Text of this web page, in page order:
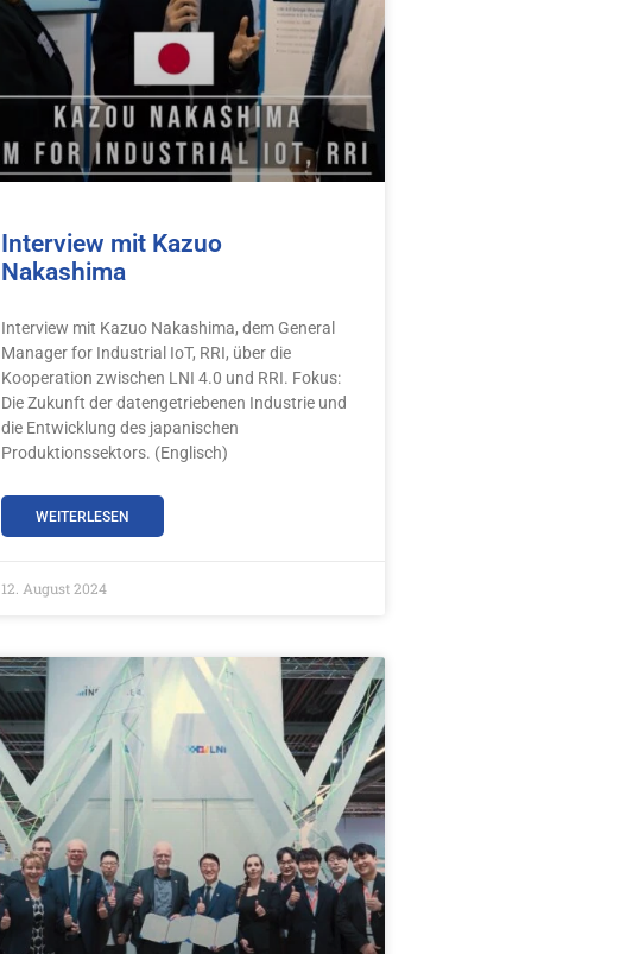
Interview mit Kazuo
Nakashima
Interview mit Kazuo Nakashima, dem General
Manager for Industrial IoT, RRI, über die
Kooperation zwischen LNI 4.0 und RRI. Fokus:
Die Zukunft der datengetriebenen Industrie und
die Entwicklung des japanischen
Produktionssektors. (Englisch)
WEITERLESEN
12. August 2024